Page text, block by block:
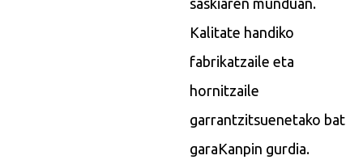
Kalitate handiko
fabrikatzaile eta
hornitzaile
garrantzitsuenetako bat
garaKanpin gurdia.